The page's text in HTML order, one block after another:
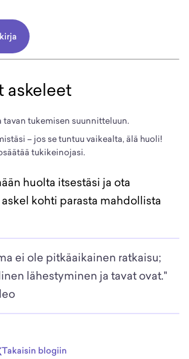
askeleet
tavan tukemisen suunnitteluun.
– jos se tuntuu vaikealta, älä huoli!
tukikeinojasi.
huolta itsestäsi ja ota
kohti parasta mahdollista
ei ole pitkäaikainen ratkaisu;
lähestyminen ja tavat ovat."
Takaisin blogiin